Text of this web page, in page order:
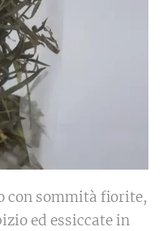
con sommità fiorite,
ed essiccate in